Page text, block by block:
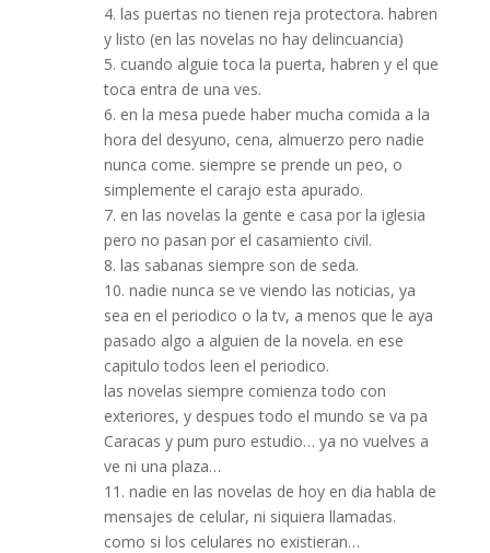
4. las puertas no tienen reja protectora. habren
y listo (en las novelas no hay delincuancia)
5. cuando alguie toca la puerta, habren y el que
toca entra de una ves.
6. en la mesa puede haber mucha comida a la
hora del desyuno, cena, almuerzo pero nadie
nunca come. siempre se prende un peo, o
simplemente el carajo esta apurado.
7. en las novelas la gente e casa por la iglesia
pero no pasan por el casamiento civil.
8. las sabanas siempre son de seda.
10. nadie nunca se ve viendo las noticias, ya
sea en el periodico o la tv, a menos que le aya
pasado algo a alguien de la novela. en ese
capitulo todos leen el periodico.
las novelas siempre comienza todo con
exteriores, y despues todo el mundo se va pa
Caracas y pum puro estudio… ya no vuelves a
ve ni una plaza…
11. nadie en las novelas de hoy en dia habla de
mensajes de celular, ni siquiera llamadas.
como si los celulares no existieran…